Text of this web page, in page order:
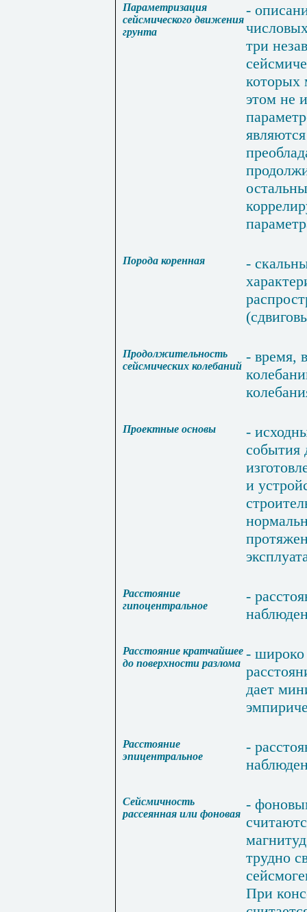
Параметризация
сейсмического движения
грунта
-
три
которых
этом не
являются
Порода коренная -
(
Продолжительность
сейсмических колебаний
- время, в
Проектные основы -
события
и
Расстояние
гипоцентральное
-
Расстояние кратчайшее
до поверхности разлома
- широко
дает
Расстояние
эпицентральное
-
Сейсмичность
рассеянная или фоновая
-
магнитуд
трудно
При